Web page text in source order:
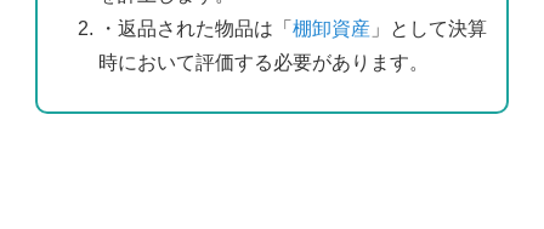
・返品された物品は「棚卸資産 」として決算
時において評価する必要があります。